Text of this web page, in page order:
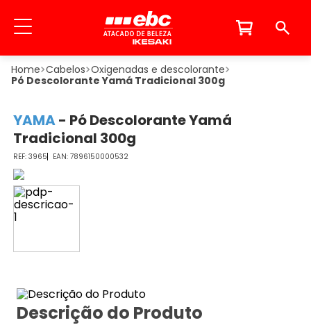
Cabelos Oxigenadas e descolorante
Pó Descolorante Yamá Tradicional 300g
YAMA- Pó Descolorante Yamá
Tradicional 300g
3965 7896150000532
Descrição do Produto